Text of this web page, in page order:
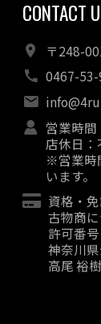
CONTACT
〒248-
0467-
営業時
店休日：
※営業時
います。
資格・
古物商
許可番
神奈川
高尾 裕樹